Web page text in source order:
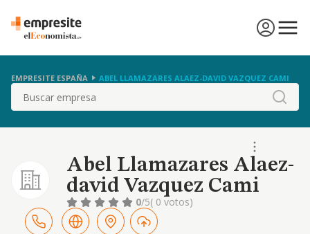
EMPRESITE ESPAÑA ABEL LLAMAZARES ALAEZ-DAVID VAZQUEZ CAMI
Buscar
Abel Llamazares Alaez-
david Vazquez Cami
0/5( 0 votos)